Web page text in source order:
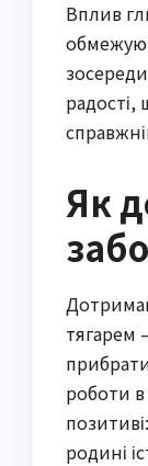
Вплив
Як
тягарем
роботи
родині